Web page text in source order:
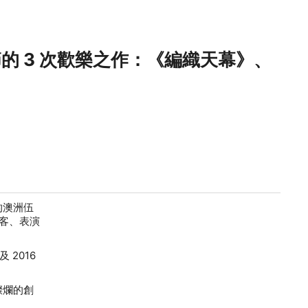
3 次歡樂之作：《編織天幕》、
洲伍
、表演
2016
的創